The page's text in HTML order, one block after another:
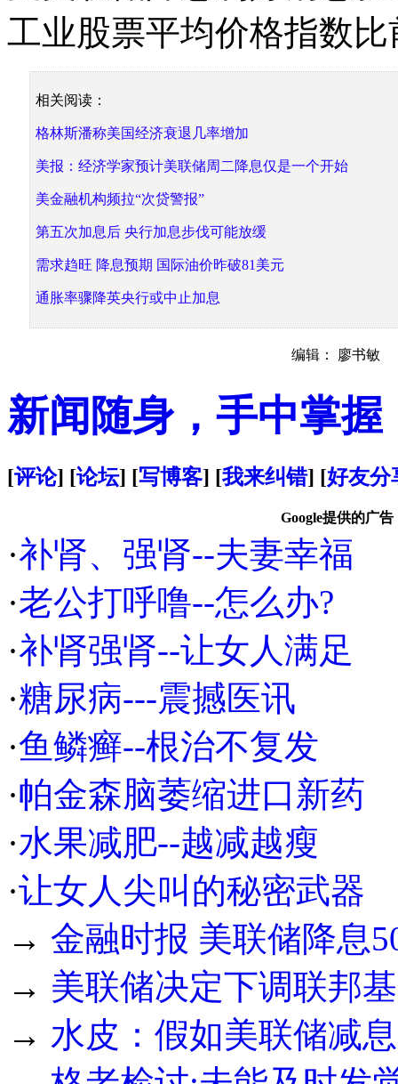
工业股票平均价格指数
相关阅读：
格林斯潘称美国经济衰退几率增加
美报：经济学家预计美联储周二降息仅是一个开始
美金融机构频拉“次贷警报”
第五次加息后 央行加息步伐可能放缓
需求趋旺 降息预期 国际油价昨破81美元
通胀率骤降英央行或中止加息
编辑： 廖书敏
新闻随身，手中掌握
[评论] [论坛] [写博客] [我来纠错] [好友分
Google提供的广告
·补肾、强肾--夫妻幸福
·老公打呼噜--怎么办?
·补肾强肾--让女人满足
·糖尿病---震撼医讯
·鱼鳞癣--根治不复发
·帕金森脑萎缩进口新药
·水果减肥--越减越瘦
·让女人尖叫的秘密武器
→ 金融时报 美联储降息
→ 美联储决定下调联邦
→ 水皮：假如美联储减